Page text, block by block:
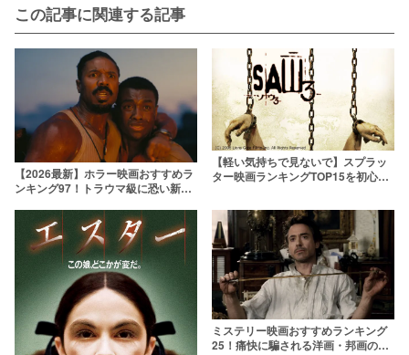
この記事に関連する記事
【2026最新】ホラー映画おすすめラ
ンキング97！トラウマ級に恐い新旧
【軽い気持ちで見ないで】スプラッ
ター映画ランキングTOP15を初心者
ミステリー映画おすすめランキング
25！痛快に騙される洋画・邦画の名